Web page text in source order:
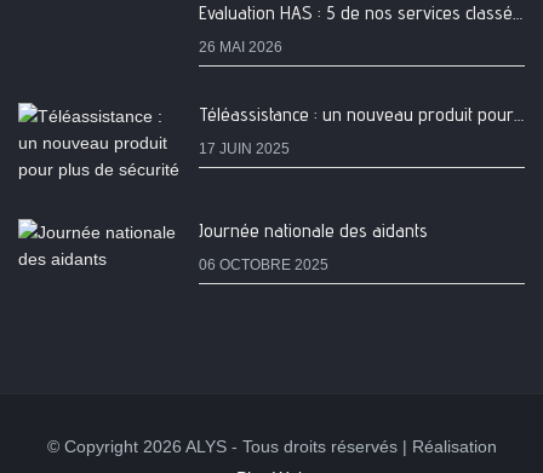
Evaluation HAS : 5 de nos services classés A
26 MAI 2026
Téléassistance : un nouveau produit pour plus de sécurité
17 JUIN 2025
Journée nationale des aidants
06 OCTOBRE 2025
© Copyright 2026 ALYS - Tous droits réservés | Réalisation